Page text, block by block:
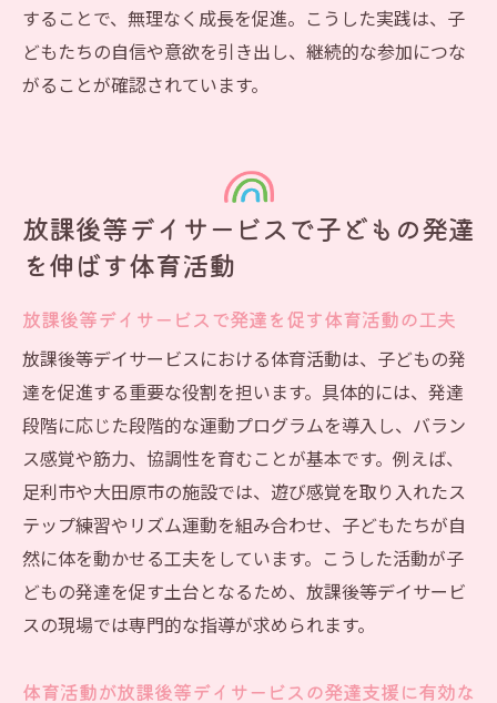
放課後等デイサービス利用時の体育活動の工夫
例
体育活動を安全に楽しむ放課後等デイサー
ビスの配慮
放課後等デイサービス体育活動のバリエー
ション紹介
個々の特性に合わせた放課後等デイサービ
スの体育活動
放課後等デイサービスで好評の体育活動ア
レンジ
体育活動を通じた放課後等デイサービスの
支援ノウハウ
体育活動で生活能力を高める放課後等デイサー
ビス
放課後等デイサービス体育活動が生活能力
向上に繋がる訳
体育活動で身につく放課後等デイサービス
することで、無理なく成長を促進。こうした実践は、子
どもたちの自信や意欲を引き出し、継続的な参加につな
がることが確認されています。
放課後等デイサービスで子どもの発達
を伸ばす体育活動
放課後等デイサービスで発達を促す体育活動の工夫
放課後等デイサービスにおける体育活動は、子どもの発
達を促進する重要な役割を担います。具体的には、発達
段階に応じた段階的な運動プログラムを導入し、バラン
ス感覚や筋力、協調性を育むことが基本です。例えば、
足利市や大田原市の施設では、遊び感覚を取り入れたス
テップ練習やリズム運動を組み合わせ、子どもたちが自
然に体を動かせる工夫をしています。こうした活動が子
どもの発達を促す土台となるため、放課後等デイサービ
スの現場では専門的な指導が求められます。
体育活動が放課後等デイサービスの発達支援に有効な